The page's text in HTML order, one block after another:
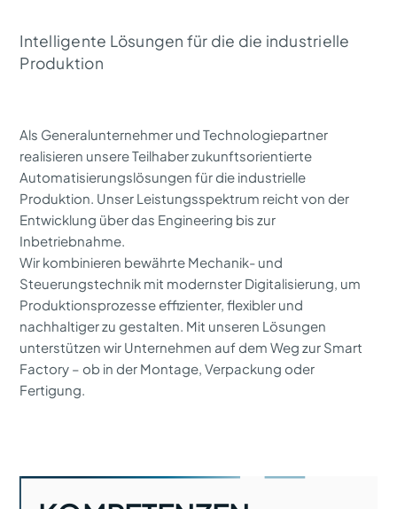
Intelligente Lösungen für die die industrielle
Produktion
Als Generalunternehmer und Technologiepartner
realisieren unsere Teilhaber zukunftsorientierte
Automatisierungslösungen für die industrielle
Produktion. Unser Leistungsspektrum reicht von der
Entwicklung über das Engineering bis zur
Inbetriebnahme.
Wir kombinieren bewährte Mechanik- und
Steuerungstechnik mit modernster Digitalisierung, um
Produktionsprozesse effizienter, flexibler und
nachhaltiger zu gestalten. Mit unseren Lösungen
unterstützen wir Unternehmen auf dem Weg zur Smart
Factory – ob in der Montage, Verpackung oder
Fertigung.